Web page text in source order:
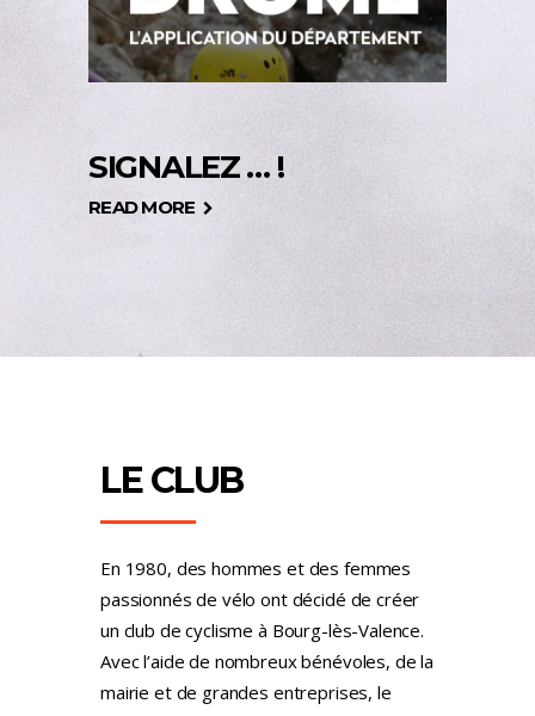
SIGNALEZ … !
READ MORE
LE CLUB
En 1980, des hommes et des femmes
passionnés de vélo ont décidé de créer
un club de cyclisme à Bourg-lès-Valence.
Avec l’aide de nombreux bénévoles, de la
mairie et de grandes entreprises, le